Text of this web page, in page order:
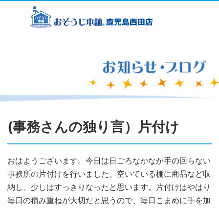
(事務さんの独り言）片付け
おはようございます。今日は日ごろなかなか手の回らない
事務所の片付けを行いました。空いている棚に商品など収
納し、少しはすっきりなったと思います。片付けはやはり
毎日の積み重ねが大切だと思うので、毎日こまめに手を加